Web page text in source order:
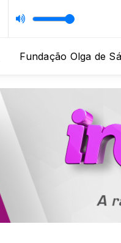
Fundação Olga de Sá